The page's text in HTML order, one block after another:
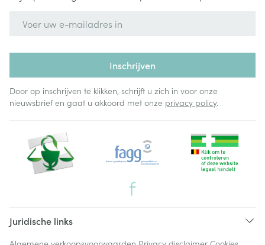
Inschrijven
Door op inschrijven te klikken, schrijft u zich in voor onze
nieuwsbrief en gaat u akkoord met onze privacy policy.
Juridische links